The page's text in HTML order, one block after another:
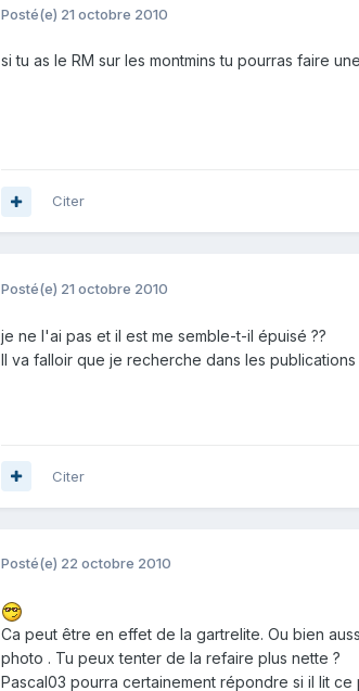
Posté(e) 21 octobre 2010
si tu as le RM sur les montmins tu pourras faire
Citer
Posté(e) 21 octobre 2010
je ne l'ai pas et il est me semble-t-il épuisé ??
Il va falloir que je recherche dans les publications
Citer
Posté(e) 22 octobre 2010
Ca peut être en effet de la gartrelite. Ou bien
photo . Tu peux tenter de la refaire plus nette ?
Pascal03 pourra certainement répondre si il lit ce